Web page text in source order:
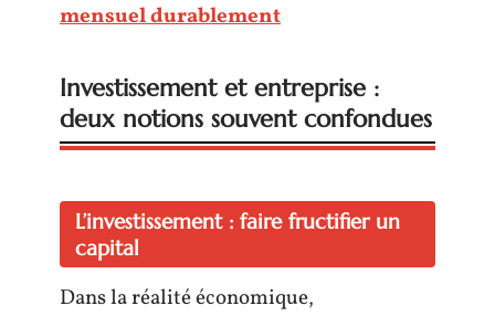
mensuel durablement
Investissement et entreprise :
deux notions souvent confondues
L’investissement : faire fructifier un
capital
Dans la réalité économique,